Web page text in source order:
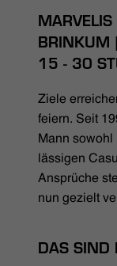
MARVELIS
BRINKUM
15 - 30
Ziele
feiern. Seit
Mann sowohl
lässigen
Ansprüche
nun gezielt
DAS SIND